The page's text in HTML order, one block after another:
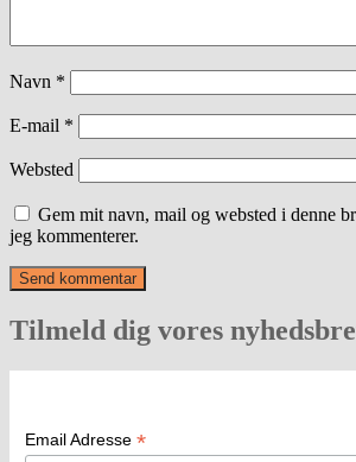
Navn *
E-mail *
Websted
Gem mit navn, mail og websted i denne
jeg kommenterer.
Tilmeld dig vores
Email Adresse *